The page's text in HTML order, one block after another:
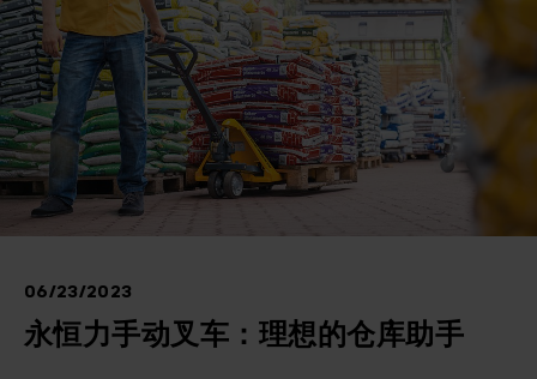
06/23/2023
永恒力手动叉车：理想的仓库助手